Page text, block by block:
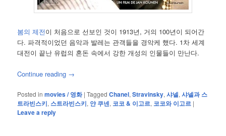
봄의 제전이 처음으로 선보인 것이 1913년, 거의 100년이 되어간
다. 파격적이었던 음악과 발레는 관객들을 경악케 했다. 1차 세계
대전이 끝난 유럽의 혼돈 속에서 강한 개성의 인물들이 만난다.
Continue reading →
Posted in movies / 영화 |Tagged Chanel,Stravinsky,샤넬,샤넬과 스
트라빈스키, 스트라빈스키, 얀 쿠넨, 코코 & 이고르, 코코와 이고르 |
Leave a reply